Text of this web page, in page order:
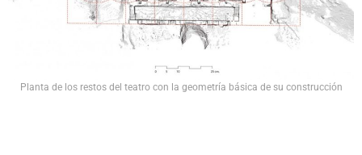
Planta de los restos del teatro con la geometría básica de su construcción